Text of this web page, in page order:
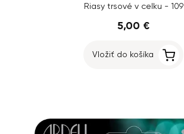
Riasy trsové v celku - 109
5,00 €
Vložiť do košíka